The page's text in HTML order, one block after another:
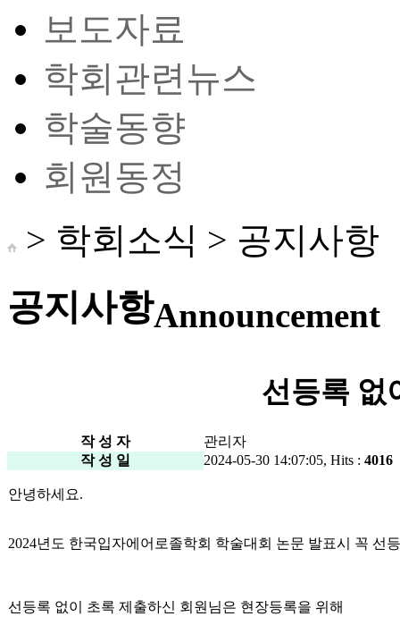
보도자료
학회관련뉴스
학술동향
회원동정
> 학회소식 > 공지사항
공지사항Announcement
선등록 없
작 성 자
관리자
작 성 일
2024-05-30 14:07:05, Hits : 4016
안녕하세요.
2024년도 한국입자에어로졸학회 학술대회 논문 발표시 꼭 선
선등록 없이 초록 제출하신 회원님은 현장등록을 위해